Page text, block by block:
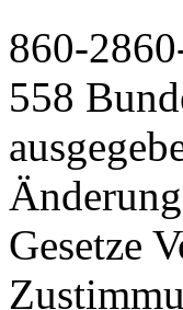
860-
558
Gesetze